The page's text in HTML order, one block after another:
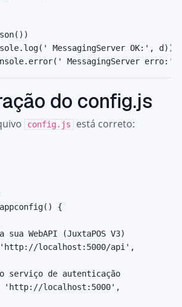
( ) )
. log( ' MessagingServer OK:' , d ) )
. error( ' MessagingServer erro:'
do config.js
config.js está correto:
appconfig( )
{
sua WebAPI (JuxtaPOS V3)
'http://localhost:5000/api' ,
serviço de autenticação
'http://localhost:5000' ,